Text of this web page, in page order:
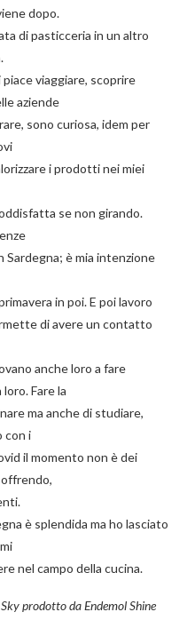
dopo.
di pasticceria in un altro
piace viaggiare, scoprire
aziende
sono curiosa, idem per
i prodotti nei miei
se non girando.
Sardegna; è mia intenzione
in poi. E poi lavoro
di avere un contatto
anche loro a fare
Fare la
ma anche di studiare,
con i
il momento non è dei
è splendida ma ho lasciato
nel campo della cucina.
prodotto da Endemol Shine